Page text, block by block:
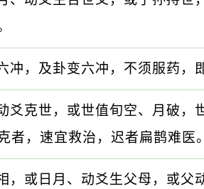
，及卦变六冲，不须服药，
爻克世，或世值旬空、月破，
者，速宜救治，迟者扁鹊难医。
或日月、动爻生父母，或父